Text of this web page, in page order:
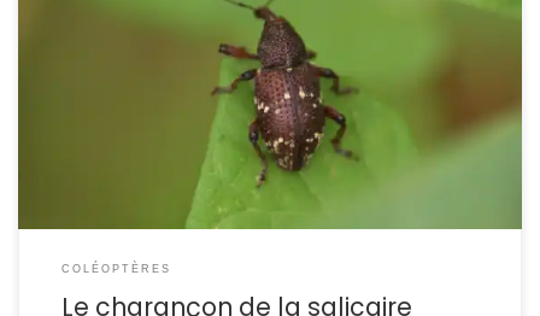
D’origine européenne, ce charançon a été introduit en Amérique
du Nord pour lutter contre une plante invasive, la salicaire.
Hylobius transversovittatus POSITION SYSTÉMATIQUE : Insecte
Coléoptère Famille des Curculionidae ETYMOLOGIE : Hylobius = vit
dans le bois et transversovittatus : orné de bandelettes
transversales. DESCRIPTION : Taille : environ 12 mm Forme, allure :
c’est un charançon trapu, […]
COLÉOPTÈRES
Le charançon de la salicaire